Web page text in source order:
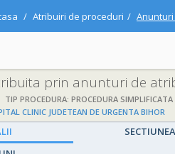
Atribuiri de proceduri
prin anunturi de
TIP PROCEDURA: PROCEDURA SIMPLIFICATA
CLINIC JUDETEAN DE URGENTA BIHOR